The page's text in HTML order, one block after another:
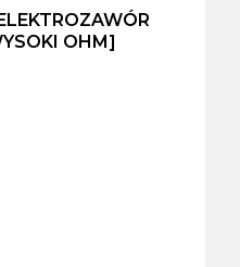
OHM]